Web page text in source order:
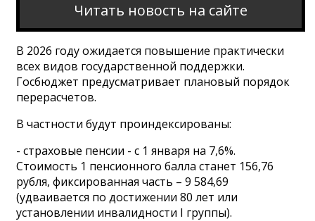
Читать новость на сайте
В 2026 году ожидается повышение практически
всех видов государственной поддержки.
Госбюджет предусматривает плановый порядок
перерасчетов.
В частности будут проиндексированы:
- страховые пенсии - с 1 января на 7,6%.
Стоимость 1 пенсионного балла станет 156,76
рубля, фиксированная часть – 9 584,69
(удваивается по достижении 80 лет или
установлении инвалидности I группы).